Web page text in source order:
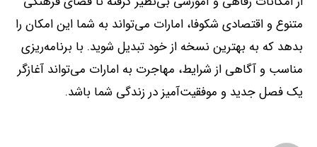
متنوع و اقتصادی شکوفا، امارات می‌تواند به شما این امکان را
بدهد که به بهترین نسخه از خود تبدیل شوید. با برنامه‌ریزی
مناسب و آگاهی از شرایط، مهاجرت به امارات می‌تواند آغازگر
یک فصل جدید و موفقیت‌آمیز در زندگی شما باشد.